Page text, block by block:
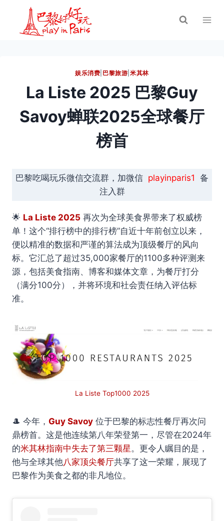
娱乐消费 巴黎旅游 |米其林
La Liste 2025 巴黎Guy
Savoy蝉联2025全球餐厅
榜首
巴黎吃喝玩乐微信交流群，加微信 playinparis1 备
注入群
🌟 La Liste 2025 再次为全球美食界带来了权威榜
单！这个“排行榜中的排行榜”自近十年前创立以来，
便以精准的数据和严谨的算法成为顶级餐厅的风向
标。它汇总了超过35,000家餐厅的1100多种评测来
源，包括美食指南、博客和媒体文章，为餐厅打分
（满分100分），并将环境和社会责任纳入评估标
准。
La Liste Top1000 2025
🎩 今年， Guy Savoy 位于巴黎的标志性餐厅再次问
鼎榜首。这是他连续第八年荣登第一，尽管在2024年
的米其林指南中失去了第三颗星。更令人瞩目的是，
他与全球其他八家顶尖餐厅共享了这一荣耀，展现了
巴黎作为美食之都的非凡地位。